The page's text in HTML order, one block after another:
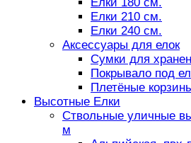
Елки 210 см.
Елки 240 см.
Аксессуары для елок
Сумки для
Покрывало под
Плетёные
Высотные Елки
Ствольные уличные
м